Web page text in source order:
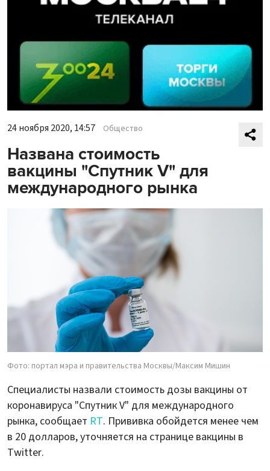
24 ноября 2020, 14:57 Общество
Названа стоимость
вакцины "Спутник V" для
международного рынка
Фото: портал мэра и правительства Москвы/Максим Мишин
Специалисты назвали стоимость дозы вакцины от
коронавируса "Спутник V" для международного
рынка, сообщает RT. Прививка обойдется менее чем
в 20 долларов, уточняется на странице вакцины в
Twitter.